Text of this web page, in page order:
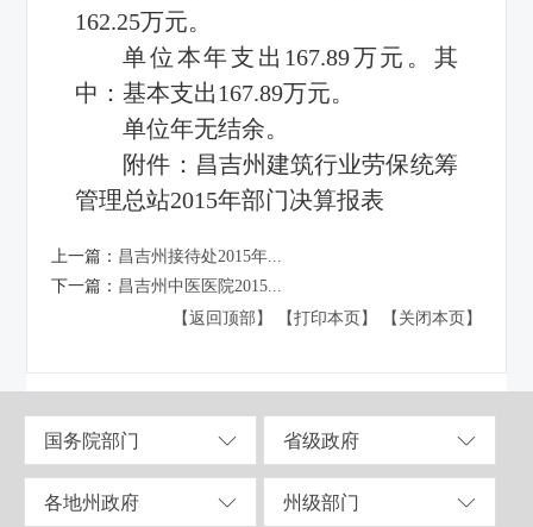
162.25万元。
单位本年支出167.89万元。其
中：基本支出167.89万元。
单位年无结余。
附件： 昌吉州建筑行业劳保统筹
管理总站2015年部门决算报表
上一篇： 昌吉州接待处2015年...
下一篇： 昌吉州中医医院2015...
【返回顶部】
【打印本页】 【关闭本页】
国务院部门 省级政府
各地州政府 州级部门